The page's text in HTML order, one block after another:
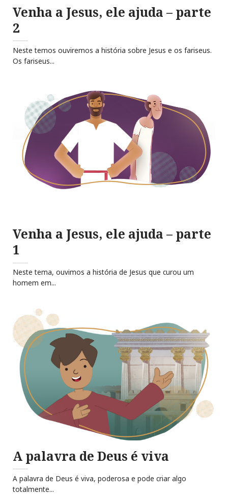
Venha a Jesus, ele ajuda – parte
2
Neste temos ouviremos a história sobre Jesus e os fariseus.
Os fariseus...
Venha a Jesus, ele ajuda – parte
1
Neste tema, ouvimos a história de Jesus que curou um
homem em...
A palavra de Deus é viva
A palavra de Deus é viva, poderosa e pode criar algo
totalmente...